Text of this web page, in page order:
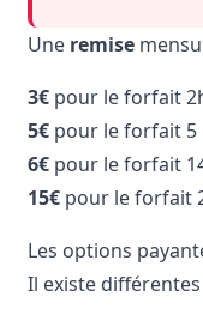
Une remise
3€pour le forfait
5€pour le forfait 5
6€pour le forfait
15€pour le forfait
Les options
Il existe différentes